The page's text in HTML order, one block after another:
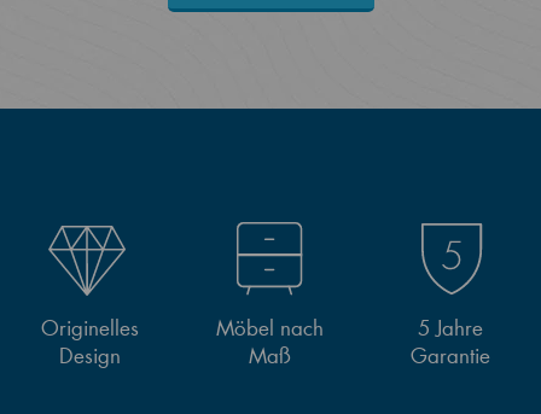
Originelles
Design
Möbel nach
Maß
5 Jahre
Garantie